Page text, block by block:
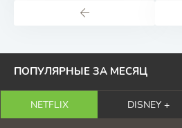
ПОПУЛЯРНЫЕ ЗА МЕСЯЦ
NETFLIX DISNEY +